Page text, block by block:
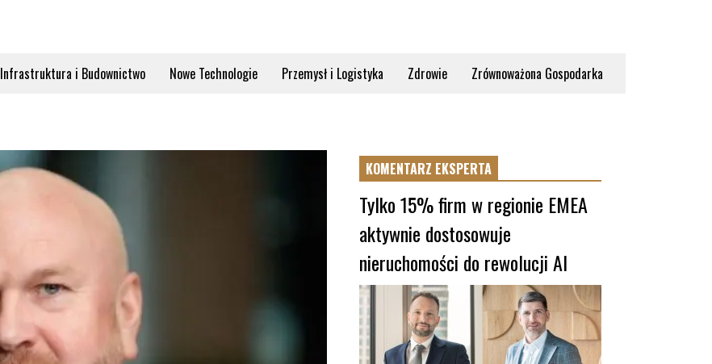
Infrastruktura i Budownictwo Nowe Technologie Przemysł i Logistyka Zdrowie Zrównoważona Gospodarka
KOMENTARZ EKSPERTA
Tylko 15% firm w regionie EMEA
aktywnie dostosowuje
nieruchomości do rewolucji AI